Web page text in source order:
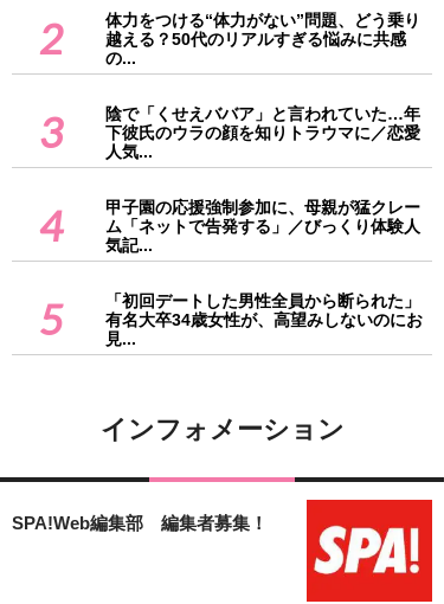
2
体力をつける“体力がない”問題、どう乗り
越える？50代のリアルすぎる悩みに共感
の...
3
陰で「くせえババア」と言われていた…年
下彼氏のウラの顔を知りトラウマに／恋愛
人気...
4
甲子園の応援強制参加に、母親が猛クレー
ム「ネットで告発する」／びっくり体験人
気記...
5
「初回デートした男性全員から断られた」
有名大卒34歳女性が、高望みしないのにお
見...
インフォメーション
SPA!Web編集部 編集者募集！